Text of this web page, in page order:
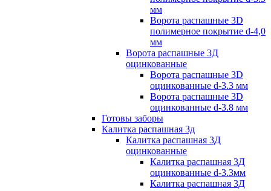
мм
Ворота распашные 3D
полимерное покрытие d-4,0
мм
Ворота распашные 3Д
оцинкованные
Ворота распашные 3D
оцинкованные d-3.3 мм
Ворота распашные 3D
оцинкованные d-3.8 мм
Готовы заборы
Калитка распашная 3д
Калитка распашная 3Д
оцинкованные
Калитка распашная 3Д
оцинкованные d-3.3мм
Калитка распашная 3Д